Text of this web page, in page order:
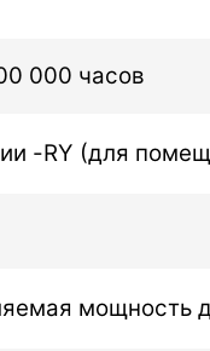
000 часов
-RY (для
мощность